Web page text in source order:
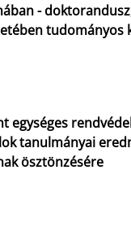
-
tudományos
egységes
tanulmányai
ösztönzésére